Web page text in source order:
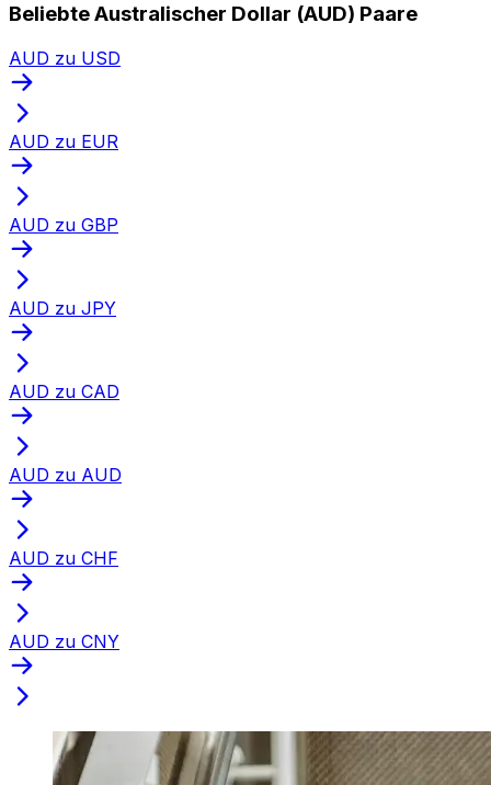
Beliebte Australischer Dollar (AUD) Paare
AUD zu USD
AUD zu EUR
AUD zu GBP
AUD zu JPY
AUD zu CAD
AUD zu AUD
AUD zu CHF
AUD zu CNY